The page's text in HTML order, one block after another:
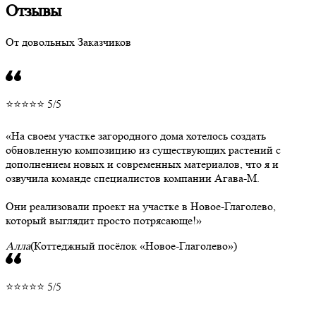
Отзывы
От довольных Заказчиков
⭐⭐⭐⭐⭐ 5/5
На своем участке загородного дома хотелось создать
обновленную композицию из существующих растений с
дополнением новых и современных материалов, что я и
озвучила команде специалистов компании Агава-М.
Они реализовали проект на участке в Новое-Глаголево,
который выглядит просто потрясающе!
Алла(Коттеджный посёлок «Новое-Глаголево»)
⭐⭐⭐⭐⭐ 5/5